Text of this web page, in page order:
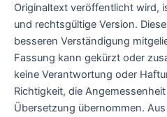
Originaltext veröffentlicht wird,
und rechtsgültige Version.
besseren Verständigung
Fassung kann gekürzt oder
keine Verantwortung oder
Richtigkeit, die
Übersetzung übernommen.